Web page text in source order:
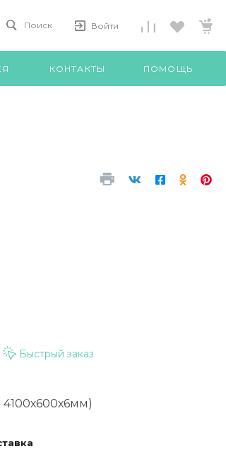
Поиск Войти
КОНТАКТЫ ПОМОЩЬ
Быстрый заказ